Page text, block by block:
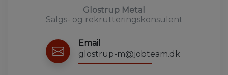
Glostrup Metal
Salgs- og rekrutteringskonsulent
Email
glostrup-m@jobteam.dk